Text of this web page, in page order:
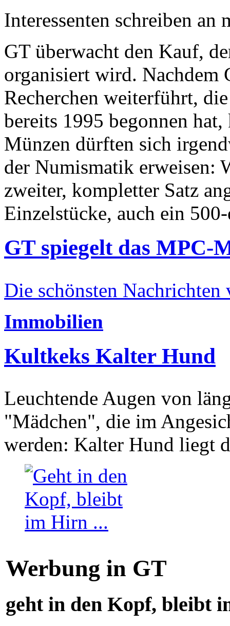
Interessenten schreiben
GT überwacht den Kauf,
organisiert wird. Nachdem
Recherchen weiterführt,
bereits 1995 begonnen
Münzen dürften sich
der Numismatik erweisen:
zweiter, kompletter Satz
Einzelstücke, auch ein
GT spiegelt das MPC-
Die schönsten Nachrichten
Immobilien
Kultkeks Kalter Hund
Leuchtende Augen von
"Mädchen", die im
werden: Kalter Hund liegt
Werbung in GT
geht in den Kopf, bleibt